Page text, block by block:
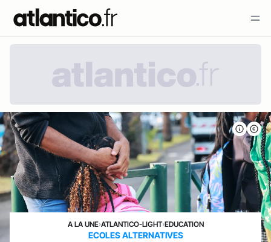
A LA UNE›ATLANTICO-LIGHT›EDUCATION
ECOLES ALTERNATIVES